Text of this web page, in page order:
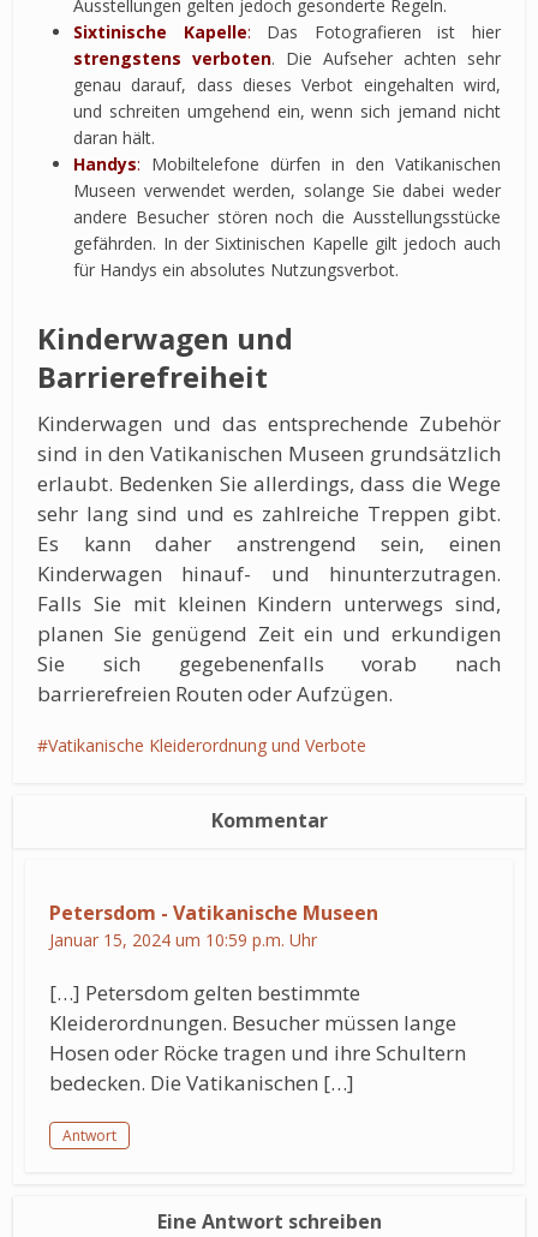
Ausstellungen gelten jedoch gesonderte Regeln.
Sixtinische Kapelle: Das Fotografieren ist hier
strengstens verboten. Die Aufseher achten sehr
genau darauf, dass dieses Verbot eingehalten wird,
und schreiten umgehend ein, wenn sich jemand nicht
daran hält.
Handys: Mobiltelefone dürfen in den Vatikanischen
Museen verwendet werden, solange Sie dabei weder
andere Besucher stören noch die Ausstellungsstücke
gefährden. In der Sixtinischen Kapelle gilt jedoch auch
für Handys ein absolutes Nutzungsverbot.
Kinderwagen und
Barrierefreiheit
Kinderwagen und das entsprechende Zubehör
sind in den Vatikanischen Museen grundsätzlich
erlaubt. Bedenken Sie allerdings, dass die Wege
sehr lang sind und es zahlreiche Treppen gibt.
Es kann daher anstrengend sein, einen
Kinderwagen hinauf- und hinunterzutragen.
Falls Sie mit kleinen Kindern unterwegs sind,
planen Sie genügend Zeit ein und erkundigen
Sie sich gegebenenfalls vorab nach
barrierefreien Routen oder Aufzügen.
Vatikanische Kleiderordnung und Verbote
Kommentar
Petersdom - Vatikanische Museen
Januar 15, 2024 um 10:59 p.m. Uhr
[…] Petersdom gelten bestimmte
Kleiderordnungen. Besucher müssen lange
Hosen oder Röcke tragen und ihre Schultern
bedecken. Die Vatikanischen […]
Antwort
Eine Antwort schreiben